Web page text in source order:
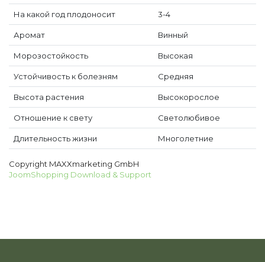
На какой год плодоносит 3-4
Аромат Винный
Морозостойкость Высокая
Устойчивость к болезням Средняя
Высота растения Высокорослое
Отношение к свету Светолюбивое
Длительность жизни Многолетние
Copyright MAXXmarketing GmbH
JoomShopping Download & Support